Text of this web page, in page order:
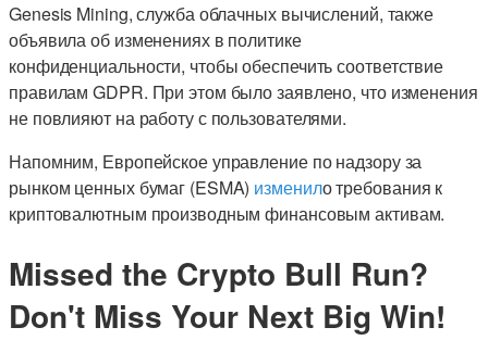
Genesis Mining, служба облачных вычислений, также
объявила об изменениях в политике
конфиденциальности, чтобы обеспечить соответствие
правилам GDPR. При этом было заявлено, что изменения
не повлияют на работу с пользователями.
Напомним, Европейское управление по надзору за
рынком ценных бумаг (ESMA) изменило требования к
криптовалютным производным финансовым активам.
Missed the Crypto Bull Run?
Don't Miss Your Next Big Win!